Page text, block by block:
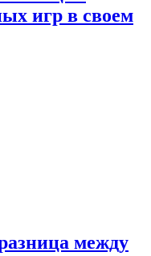
игр в своем
между